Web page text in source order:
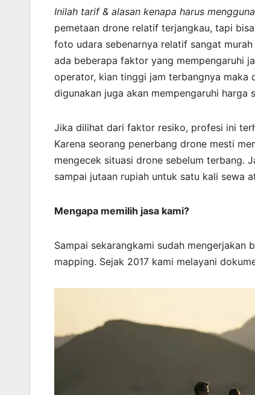
Inilah tarif & alasan kenapa harus
pemetaan drone relatif terjangkau, tapi
foto udara sebenarnya relatif sangat
ada beberapa faktor yang mempengaruhi
operator, kian tinggi jam terbangnya maka
digunakan juga akan mempengaruhi harga
Jika dilihat dari faktor resiko, profesi ini
Karena seorang penerbang drone mesti
mengecek situasi drone sebelum terbang.
sampai jutaan rupiah untuk satu kali sewa
Mengapa memilih jasa kami?
Sampai sekarangkami sudah
mapping. Sejak 2017 kami melayani